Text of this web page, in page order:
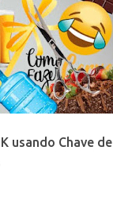
usando Chave de